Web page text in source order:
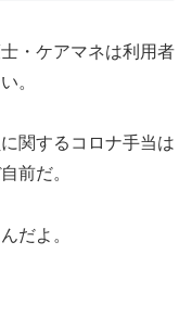
・ケアマネは利用者
。
関するコロナ手当は
前だ。
だよ。